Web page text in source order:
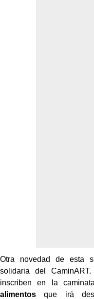
Otra novedad de esta
solidaria del
inscriben en la
alimentos que irá